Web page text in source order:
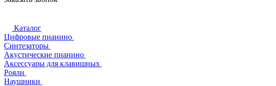
Каталог
Цифровые пианино
Синтезаторы
Акустические пианино
Аксессуары для клавишных
Рояли
Наушники